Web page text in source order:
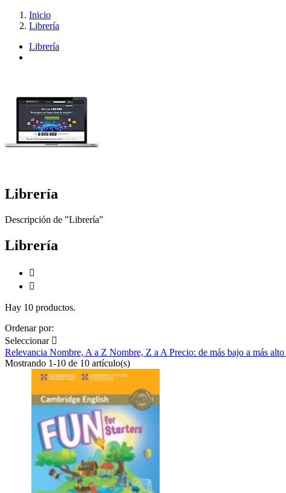
Inicio
Librería
Librería
Librería
Descripción de "Librería"
Librería


Hay 10 productos.
Ordenar por:
Seleccionar 
Relevancia Nombre, A a Z Nombre, Z a A Precio: de más bajo a más alto
Mostrando 1-10 de 10 artículo(s)